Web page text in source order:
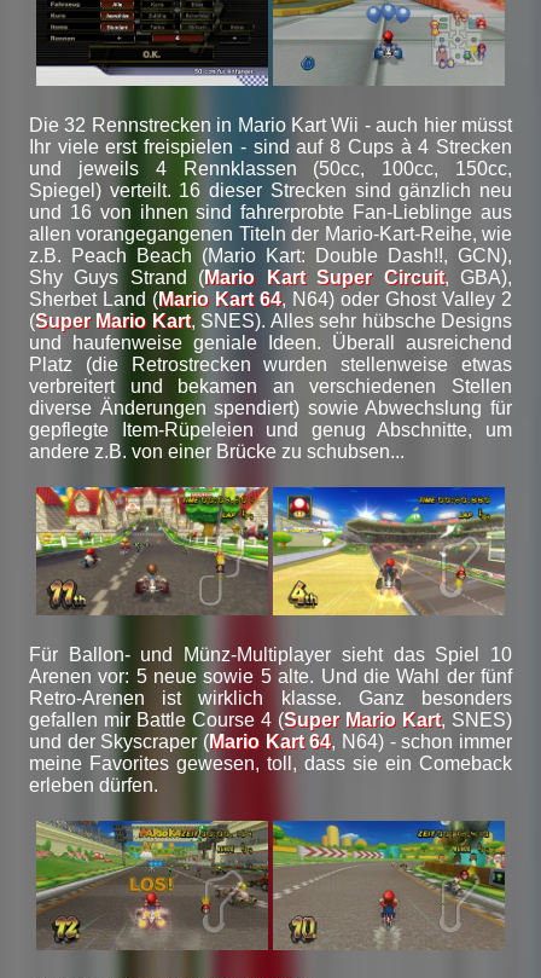
Die 32 Rennstrecken in Mario Kart Wii - auch hier müsst
Ihr viele erst freispielen - sind auf 8 Cups à 4 Strecken
und jeweils 4 Rennklassen (50cc, 100cc, 150cc,
Spiegel) verteilt. 16 dieser Strecken sind gänzlich neu
und 16 von ihnen sind fahrerprobte Fan-Lieblinge aus
allen vorangegangenen Titeln der Mario-Kart-Reihe, wie
z.B. Peach Beach (Mario Kart: Double Dash!!, GCN),
Shy Guys Strand (Mario Kart Super Circuit, GBA),
Sherbet Land (Mario Kart 64, N64) oder Ghost Valley 2
(Super Mario Kart, SNES). Alles sehr hübsche Designs
und haufenweise geniale Ideen. Überall ausreichend
Platz (die Retrostrecken wurden stellenweise etwas
verbreitert und bekamen an verschiedenen Stellen
diverse Änderungen spendiert) sowie Abwechslung für
gepflegte Item-Rüpeleien und genug Abschnitte, um
andere z.B. von einer Brücke zu schubsen...
Für Ballon- und Münz-Multiplayer sieht das Spiel 10
Arenen vor: 5 neue sowie 5 alte. Und die Wahl der fünf
Retro-Arenen ist wirklich klasse. Ganz besonders
gefallen mir Battle Course 4 (Super Mario Kart, SNES)
und der Skyscraper (Mario Kart 64, N64) - schon immer
meine Favorites gewesen, toll, dass sie ein Comeback
erleben dürfen.